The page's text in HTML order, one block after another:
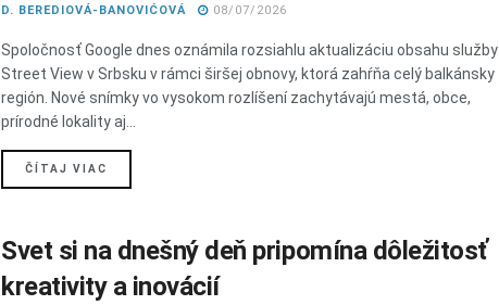
D. BEREDIOVÁ-BANOVIĆOVÁ 08/07/2026
Spoločnosť Google dnes oznámila rozsiahlu aktualizáciu obsahu služby
Street View v Srbsku v rámci širšej obnovy, ktorá zahŕňa celý balkánsky
región. Nové snímky vo vysokom rozlíšení zachytávajú mestá, obce,
prírodné lokality aj...
ČÍTAJ VIAC
Svet si na dnešný deň pripomína dôležitosť
kreativity a inovácií